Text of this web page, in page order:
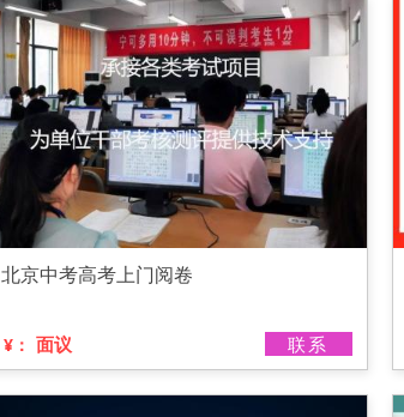
北京中考高考上门阅卷
¥： 面议 联系